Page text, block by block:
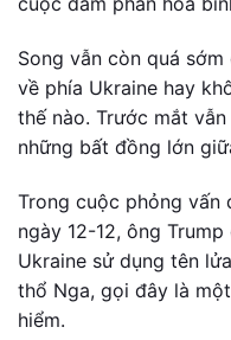
Song vẫn còn quá
về phía Ukraine hay
thế nào. Trước mắt
những bất đồng lớn
Trong cuộc phỏng vấn
ngày 12-12, ông
Ukraine sử dụng tên
thổ Nga, gọi đây là
hiểm.